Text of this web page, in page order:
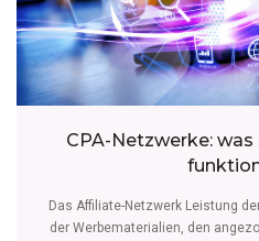
CPA-Netzwerke:
Das Affiliate-Netzwerk Leistung
der Werbematerialien, den